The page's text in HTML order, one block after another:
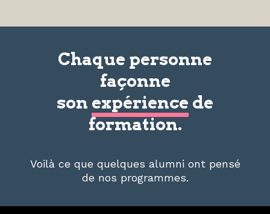
Chaque personne
façonne
son expérience de
formation.
Voilà ce que quelques alumni ont pensé
de nos programmes.